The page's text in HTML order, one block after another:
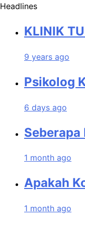
Headlines
KLINIK
9 years ago
Psikolog
6 days ago
1 month ago
Apakah
1 month ago